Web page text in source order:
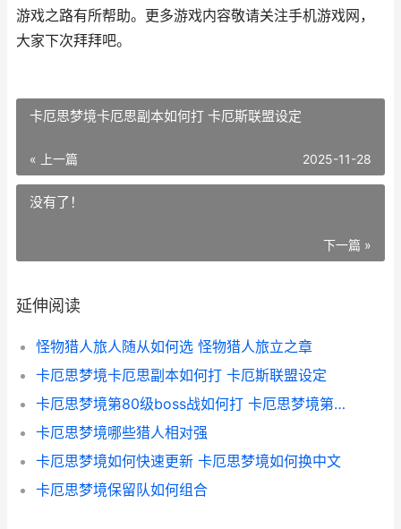
游戏之路有所帮助。更多游戏内容敬请关注手机游戏网，
大家下次拜拜吧。
卡厄思梦境卡厄思副本如何打 卡厄斯联盟设定
« 上一篇 2025-11-28
没有了！
下一篇 »
延伸阅读
怪物猎人旅人随从如何选 怪物猎人旅立之章
卡厄思梦境卡厄思副本如何打 卡厄斯联盟设定
卡厄思梦境第80级boss战如何打 卡厄思梦境第几史诗
卡厄思梦境哪些猎人相对强
卡厄思梦境如何快速更新 卡厄思梦境如何换中文
卡厄思梦境保留队如何组合